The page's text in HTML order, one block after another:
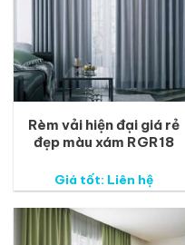
Rèm vải hiện đại giá rẻ
đẹp màu xám RGR18
Giá tốt: Liên hệ